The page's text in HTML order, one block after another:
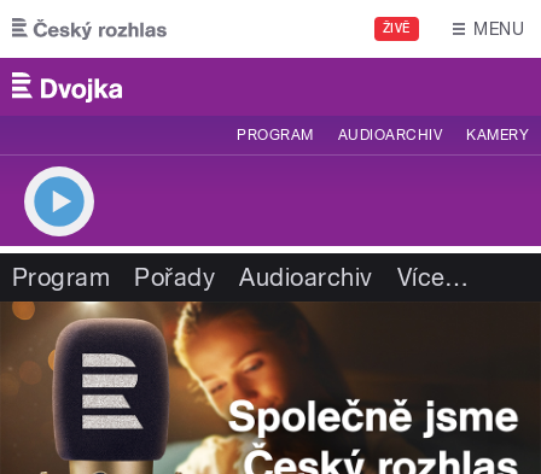
Přejít k hlavnímu obsahu
ŽIVĚ MENU
PROGRAM AUDIOARCHIV KAMERY
Program Pořady Audioarchiv Více…